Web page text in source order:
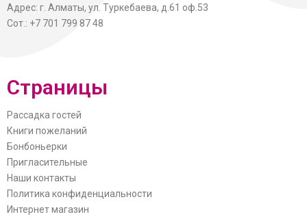
Адрес: г. Алматы, ул. Туркебаева, д.61 оф.53
Сот.: +7 701 799 87 48
Страницы
Рассадка гостей
Книги пожеланий
Бонбоньерки
Пригласительные
Наши контакты
Политика конфиденциальности
Интернет магазин